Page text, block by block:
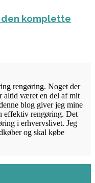
den komplette
rengøring. Noget der
altid været en del af mit
blog giver jeg mine
effektiv rengøring. Det
i erhvervslivet. Jeg
og skal købe